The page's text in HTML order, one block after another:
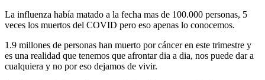
La influenza había matado a la fecha mas de 100.000 personas, 5
veces los muertos del COVID pero eso apenas lo conocemos.
1.9 millones de personas han muerto por cáncer en este trimestre y
es una realidad que tenemos que afrontar dia a dia, nos puede dar a
cualquiera y no por eso dejamos de vivir.